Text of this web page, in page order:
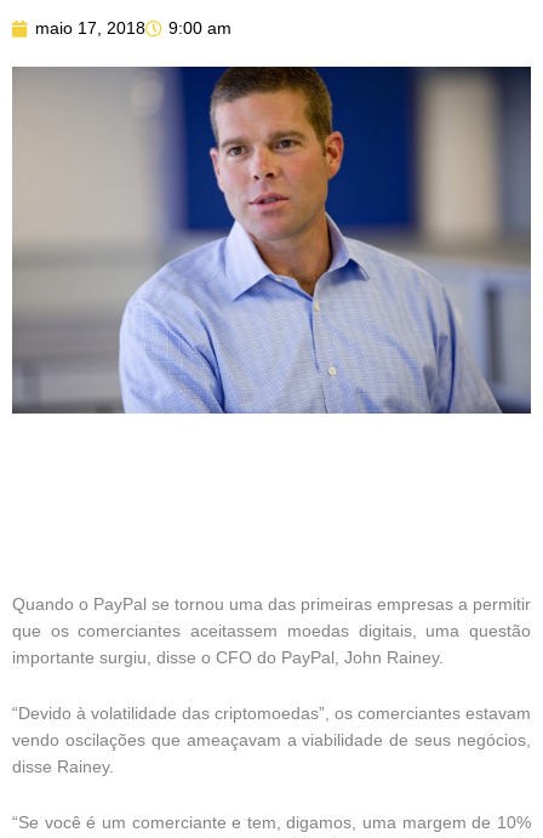
maio 17, 2018 9:00 am
Quando o PayPal se tornou uma das primeiras empresas a permitir
que os comerciantes aceitassem moedas digitais, uma questão
importante surgiu, disse o CFO do PayPal, John Rainey.
“Devido à volatilidade das criptomoedas”, os comerciantes estavam
vendo oscilações que ameaçavam a viabilidade de seus negócios,
disse Rainey.
“Se você é um comerciante e tem, digamos, uma margem de 10%